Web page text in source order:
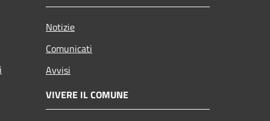
Notizie
Comunicati
Avvisi
VIVERE IL COMUNE